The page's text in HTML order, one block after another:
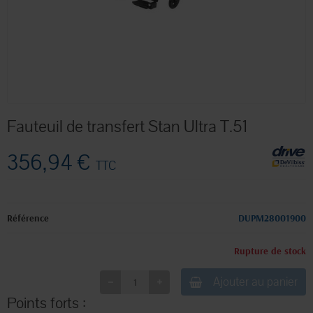
Fauteuil de transfert Stan Ultra T.51
356,94 € TTC
Référence DUPM28001900
Rupture de stock
Ajouter au panier
Points forts :